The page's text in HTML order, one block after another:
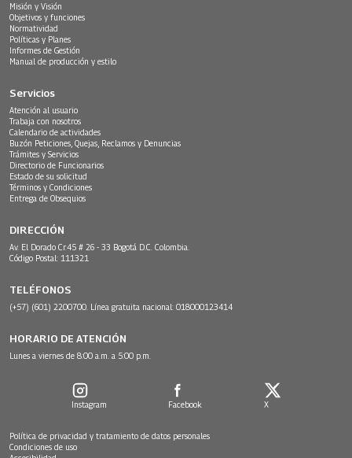
Misión y Visión
Objetivos y funciones
Normatividad
Políticas y Planes
Informes de Gestión
Manual de producción y estilo
Servicios
Atención al usuario
Trabaja con nosotros
Calendario de actividades
Buzón Peticiones, Quejas, Reclamos y Denuncias
Trámites y Servicios
Directorio de Funcionarios
Estado de su solicitud
Términos y Condiciones
Entrega de Obsequios
DIRECCIÓN
Av. El Dorado Cr.45 # 26 - 33 Bogotá D.C. Colombia.
Código Postal: 111321
TELÉFONOS
(+57) (601) 2200700. Línea gratuita nacional: 018000123414
HORARIO DE ATENCIÓN
Lunes a viernes de 8:00 a.m. a 5:00 p.m.
Instagram Facebook X
Política de privacidad y tratamiento de datos personales
Condiciones de uso